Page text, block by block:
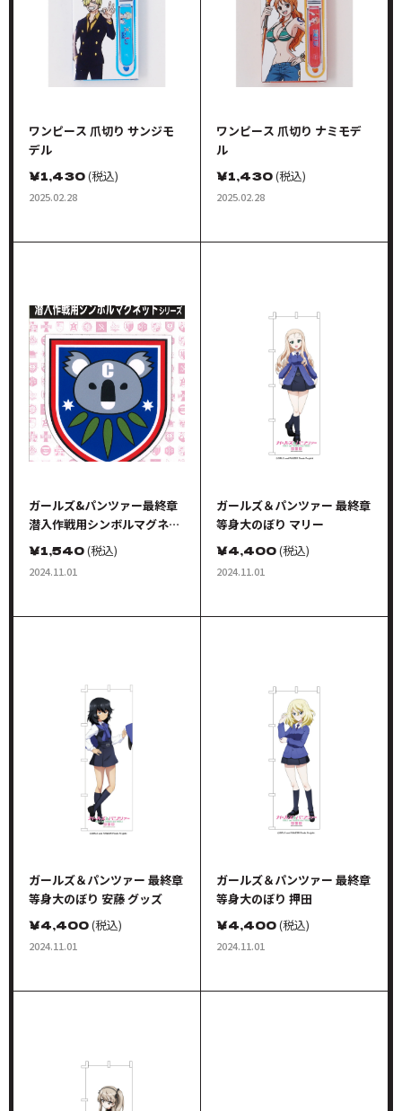
ワンピース 爪切り サンジモ
デル
￥1,430(税込)
2025.02.28
ワンピース 爪切り ナミモデ
ル
￥1,430(税込)
2025.02.28
ガールズ&パンツァー最終章
潜入作戦用シンボルマグネッ
ト コアラの森学園 校章
￥1,540(税込)
2024.11.01
ガールズ＆パンツァー 最終章
等身大のぼり マリー
￥4,400(税込)
2024.11.01
ガールズ＆パンツァー 最終章
等身大のぼり 安藤 グッズ
￥4,400(税込)
2024.11.01
ガールズ＆パンツァー 最終章
等身大のぼり 押田
￥4,400(税込)
2024.11.01